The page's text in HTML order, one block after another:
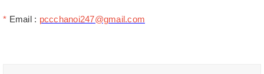
* Email : pccchanoi247@gmail.com